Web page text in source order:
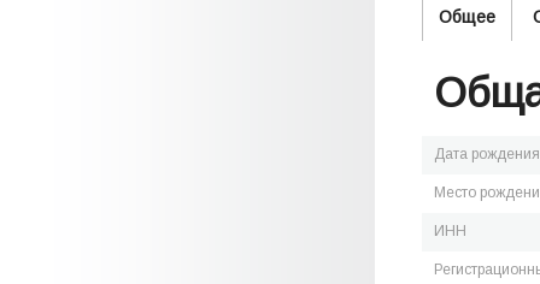
Общее
Дата рождения
Место
ИНН